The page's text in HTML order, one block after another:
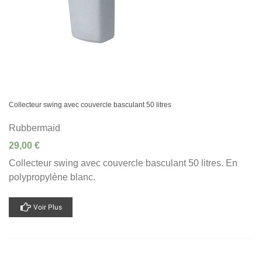
Collecteur swing avec couvercle basculant 50 litres
Rubbermaid
29,00 €
Collecteur swing avec couvercle basculant 50 litres. En
polypropylène blanc.
Voir Plus